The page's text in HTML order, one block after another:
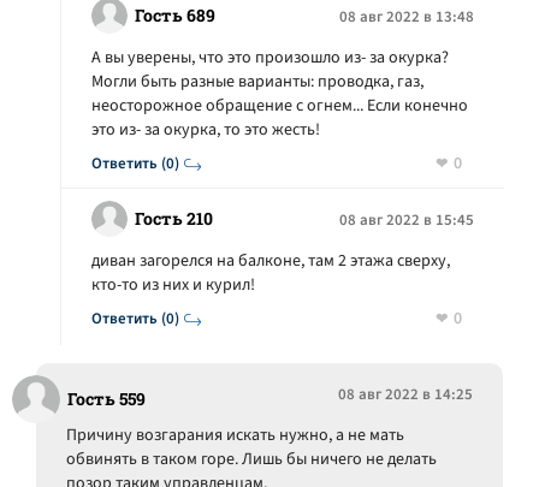
Гость 689 08 авг 2022 в 13:48
Ответить (0)
А вы уверены, что это произошло из- за окурка?
Могли быть разные варианты: проводка, газ,
неосторожное обращение с огнем... Если конечно
это из- за окурка, то это жесть!
0
Гость 210 08 авг 2022 в 15:45
Ответить (0)
диван загорелся на балконе, там 2 этажа сверху,
кто-то из них и курил!
0
Гость 559 08 авг 2022 в 14:25
Причину возгарания искать нужно, а не мать
обвинять в таком горе. Лишь бы ничего не делать